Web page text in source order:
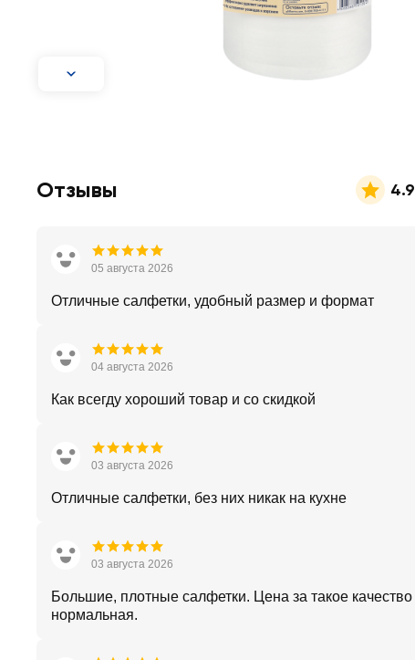
Отзывы 4.9
05 августа 2026
Отличные салфетки, удобный размер и формат
04 августа 2026
Как всегду хороший товар и со скидкой
03 августа 2026
Отличные салфетки, без них никак на кухне
03 августа 2026
Большие, плотные салфетки. Цена за такое качество
нормальная.